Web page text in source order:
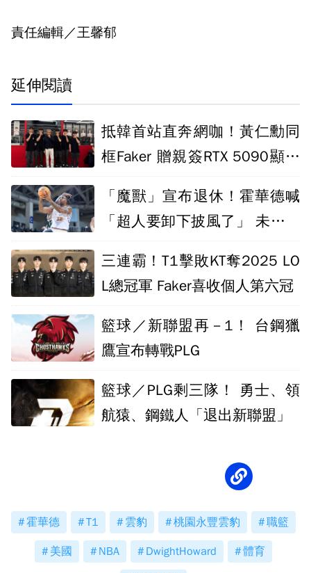
責任編輯／王馨郁
延伸閱讀
抵韓首站直奔網咖！黃仁勳同
框Faker 贈親簽RTX 5090顯示
「魔獸」宣布退休！霍華德喊
「超人要卸下披風了」 未來將
三連霸！T1擊敗KT奪2025 LO
L總冠軍 Faker喜收個人第六冠
籃球／新聯盟再－1！ 台鋼獵
鷹宣布轉戰PLG
籃球／PLG剩三隊！ 勇士、領
航猿、鋼鐵人「退出新聯盟」
霍華德 T1 雲豹 桃園永豐雲豹 職籃
美國 NBA DwightHoward 體育